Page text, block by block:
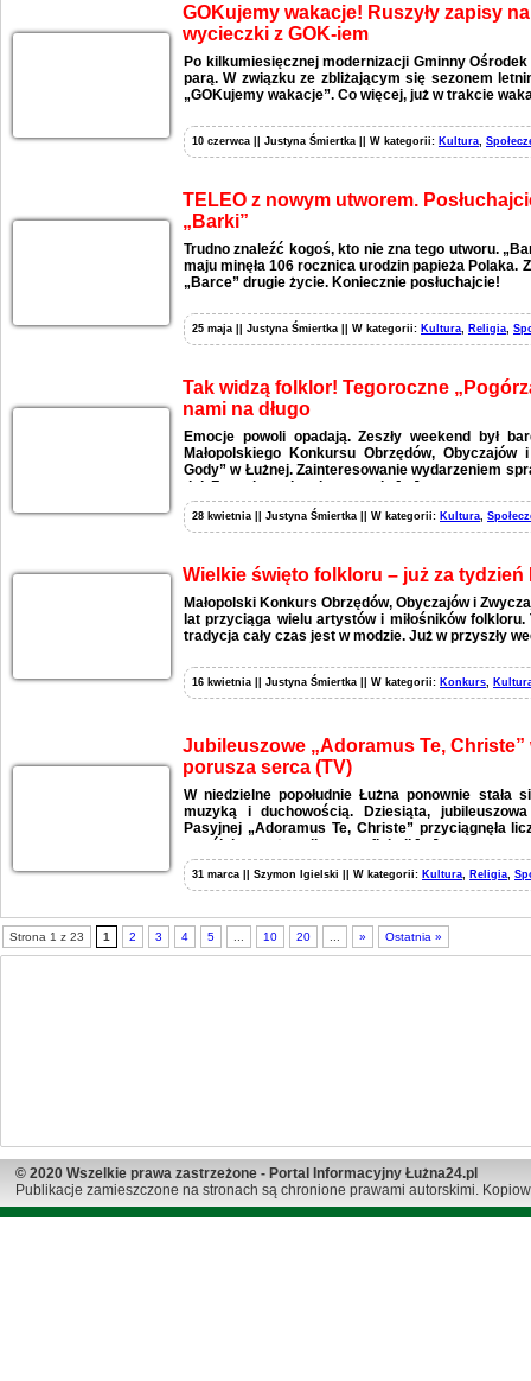
GOKujemy wakacje! Ruszyły zapisy
wycieczki z GOK-iem
Po kilkumiesięcznej modernizacji Gminny
parą. W związku ze zbliżającym się sezonem
„GOKujemy wakacje”. Co więcej, już w trakcie
10 czerwca || Justyna Śmiertka || W kategorii: Kultura
TELEO z nowym utworem.
„Barki”
Trudno znaleźć kogoś, kto nie zna tego utworu.
maju minęła 106 rocznica urodzin papieża Polaka.
„Barce” drugie życie. Koniecznie posłuchajcie!
25 maja || Justyna Śmiertka || W kategorii: Kultura Religia
Tak widzą folklor! Tegoroczne
nami na długo
Emocje powoli opadają. Zeszły weekend był
Małopolskiego Konkursu Obrzędów,
Gody” w Łużnej. Zainteresowanie wydarzeniem
dni. Zespoły regionalne stanęły […]
28 kwietnia || Justyna Śmiertka || W kategorii: Kultura
Wielkie święto folkloru – już za
Małopolski Konkurs Obrzędów, Obyczajów i
lat przyciąga wielu artystów i miłośników
tradycja cały czas jest w modzie. Już w przyszły
16 kwietnia || Justyna Śmiertka || W kategorii: Konkurs
Jubileuszowe „Adoramus Te,
porusza serca (TV)
W niedzielne popołudnie Łużna ponownie stała
muzyką i duchowością. Dziesiąta,
Pasyjnej „Adoramus Te, Christe” przyciągnęła
wspólnie przeżywali czas refleksji […]
31 marca || Szymon Igielski || W kategorii: Kultura Religia
Strona 1 z 23 1 2 3 4 5 10 20 » Ostatnia »
© 2020 Wszelkie prawa zastrzeżone - Portal Informacyjny Łużna24.pl
Publikacje zamieszczone na stronach są chronione prawami autorskimi.